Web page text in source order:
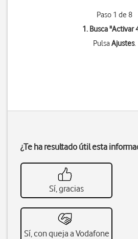
Paso 1 de 8
1. Busca "Activar
PulsaAjustes.
¿Te ha resultado útil esta
Sí, gracias
Sí, con queja a Vodafone